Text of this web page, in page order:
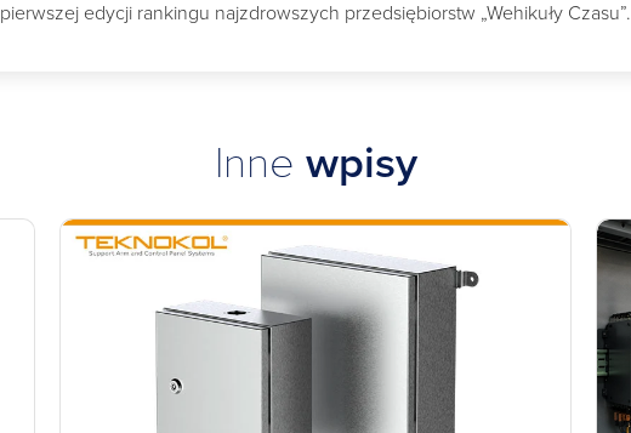
pierwszej edycji rankingu najzdrowszych przedsiębiorstw „Wehikuły Czasu”.
Inne wpisy